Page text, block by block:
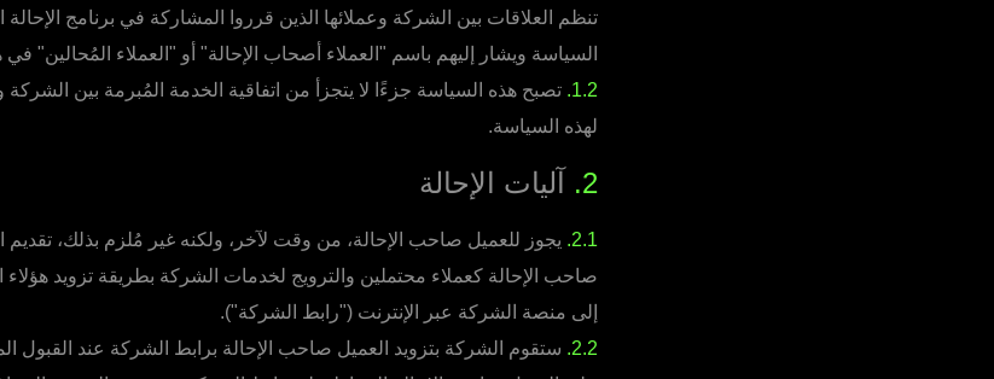
تنظم العلاقات بين الشركة وعملائها الذين قرروا المشاركة في برنامج
السياسة ويشار إليهم باسم "العملاء أصحاب الإحالة" أو "العملاء المُحالين"
1.2. تصبح هذه السياسة جزءًا لا يتجزأ من اتفاقية الخدمة المُبرمة بين الشركة
لهذه السياسة.
2. آليات الإحالة
2.1. يجوز للعميل صاحب الإحالة، من وقت لآخر، ولكنه غير مُلزم بذلك،
صاحب الإحالة كعملاء محتملين والترويج لخدمات الشركة بطريقة تزويد هؤلاء
إلى منصة الشركة عبر الإنترنت ("رابط الشركة").
2.2. ستقوم الشركة بتزويد العميل صاحب الإحالة برابط الشركة عند القبول